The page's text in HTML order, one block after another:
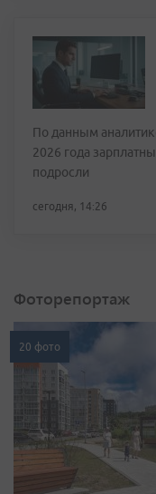
По данным
2026 года
подросли
сегодня, 14:26
Фоторепортаж
20 фото